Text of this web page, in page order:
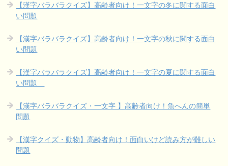
【漢字バラバラクイズ】高齢者向け！一文字の冬に関する面白
い問題
【漢字バラバラクイズ】高齢者向け！一文字の秋に関する面白
い問題
【漢字バラバラクイズ】高齢者向け！一文字の夏に関する面白
い問題
【漢字バラバラクイズ・一文字 】高齢者向け！魚へんの簡単
問題
【漢字クイズ・動物】高齢者向け！面白いけど読み方が難しい
問題